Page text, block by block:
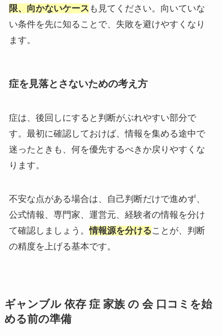
限、向かないケース も見てください。向いていな
い条件を先に知ることで、失敗を避けやすくなり
ます。
症を見落とさないための考え方
症は、後回しにすると判断がぶれやすい部分で
す。最初に確認しておけば、情報を集める途中で
迷ったときも、何を優先するべきか戻りやすくな
ります。
不安な点がある場合は、自己判断だけで進めず、
公式情報、専門家、運営元、経験者の情報を分け
て確認しましょう。情報源を分けることが、判断
の精度を上げる基本です。
ギャンブル 依存 症 家族 の 会 口コミを始
める前の準備